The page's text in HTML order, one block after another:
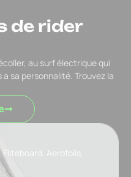
de rider
au surf électrique qui
sa personnalité. Trouvez la
Fliteboard, Aerofoils,